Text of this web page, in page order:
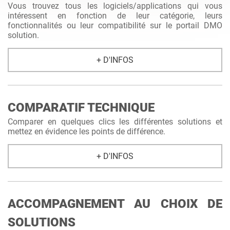
Vous trouvez tous les logiciels/applications qui vous
intéressent en fonction de leur catégorie, leurs
fonctionnalités ou leur compatibilité sur le portail DMO
solution.
+ D'INFOS
COMPARATIF TECHNIQUE
Comparer en quelques clics les différentes solutions et
mettez en évidence les points de différence.
+ D'INFOS
ACCOMPAGNEMENT AU CHOIX DE
SOLUTIONS